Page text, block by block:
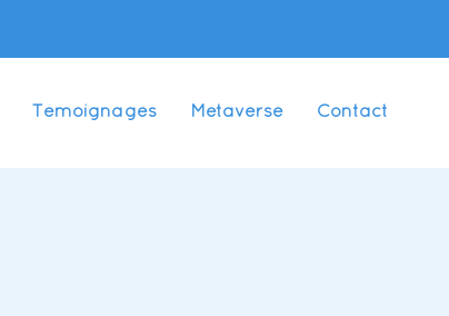
Témoignages Metaverse Contact